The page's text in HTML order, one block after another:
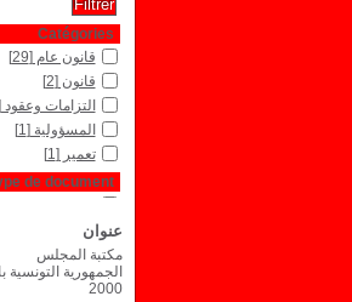
Catégories
قانون عام [29]
قانون [2]
التزامات وعقود
المسؤولية [1]
تعمير [1]
de document
عنوان
مكتبة المجلس
الجمهورية التونسية
2000